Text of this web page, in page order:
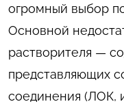
огромный выбор
Основной
растворителя —
представляющих
соединения (ЛОК,